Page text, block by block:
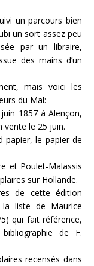
un parcours bien
un sort assez peu
par un libraire,
des mains d’un
mais voici les
du Mal:
1857 à Alençon,
vente le 25 juin.
papier, le papier de
et Poulet-Malassis
sur Hollande.
de cette édition
la liste de Maurice
qui fait référence,
de F.
recensés dans